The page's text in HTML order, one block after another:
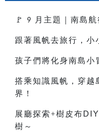
🚩 9 月主題｜南島
跟著風帆去旅行，小
孩子們將化身南島小
搭乘知識風帆，穿越
界！
展廳探索+樹皮布 DIY
樹～